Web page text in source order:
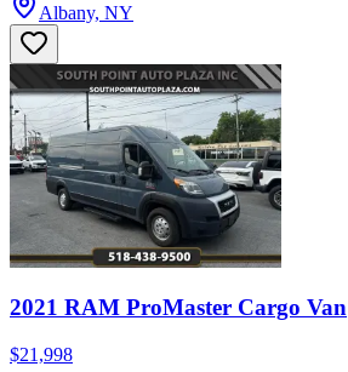
Albany, NY
2021 RAM ProMaster Cargo Van
$21,998